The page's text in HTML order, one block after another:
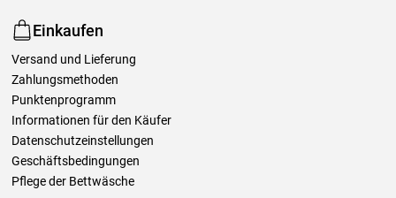
Einkaufen
Versand und Lieferung
Zahlungsmethoden
Punktenprogramm
Informationen für den Käufer
Datenschutzeinstellungen
Geschäftsbedingungen
Pflege der Bettwäsche